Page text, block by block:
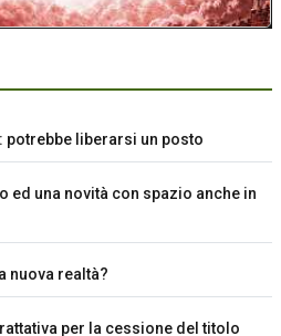
potrebbe liberarsi un posto
ed una novità con spazio anche in
nuova realtà?
per la cessione del titolo